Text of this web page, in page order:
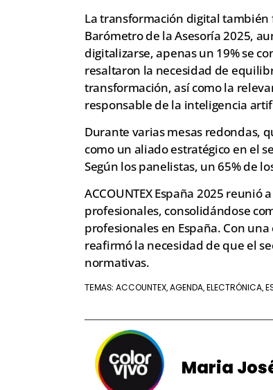
La transformación digital también
Barómetro de la Asesoría 2025,
digitalizarse, apenas un 19% se
resaltaron la necesidad de
transformación, así como la
responsable de la inteligencia
Durante varias mesas redondas,
como un aliado estratégico en el
Según los panelistas, un 65% de
ACCOUNTEX España 2025
profesionales, consolidándose
profesionales en España. Con
reafirmó la necesidad de que el
normativas.
TEMAS: ACCOUNTEX AGENDA ELECTRÓNICA
Maria